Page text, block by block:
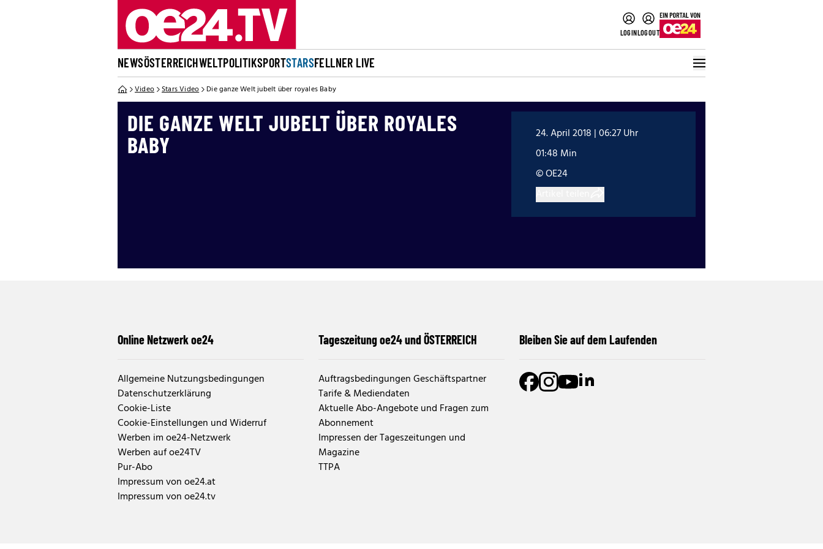
LOGINLOGOUT
NEWSÖSTERREICHWELTPOLITIKSPORTSTARSFELLNER LIVE
Video Stars Video Die ganze Welt jubelt über royales Baby
DIE GANZE WELT JUBELT ÜBER ROYALES
BABY
24. April 2018 | 06:27 Uhr
01:48 Min
© OE24
Online Netzwerk oe24
Allgemeine Nutzungsbedingungen
Datenschutzerklärung
Cookie-Liste
Cookie-Einstellungen und Widerruf
Werben im oe24-Netzwerk
Werben auf oe24TV
Pur-Abo
Impressum von oe24.at
Impressum von oe24.tv
Tageszeitung oe24 und ÖSTERREICH
Auftragsbedingungen Geschäftspartner
Tarife & Mediendaten
Aktuelle Abo-Angebote und Fragen zum
Abonnement
Impressen der Tageszeitungen und
Magazine
TTPA
Bleiben Sie auf dem Laufenden